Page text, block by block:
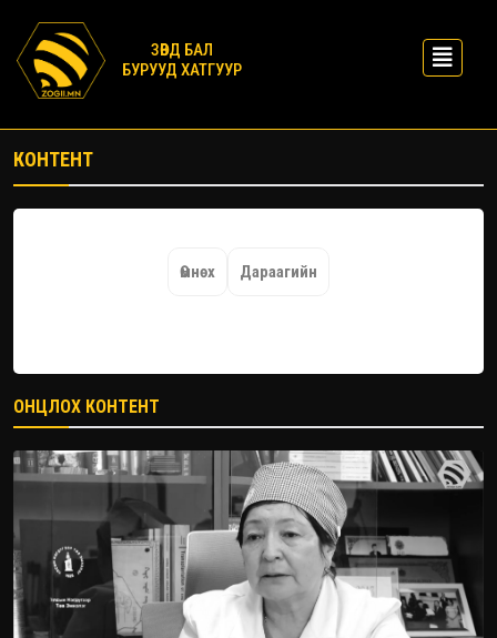
ЗӨВД БАЛ
БУРУУД ХАТГУУР
КОНТЕНТ
Өмнөх Дараагийн
ОНЦЛОХ КОНТЕНТ